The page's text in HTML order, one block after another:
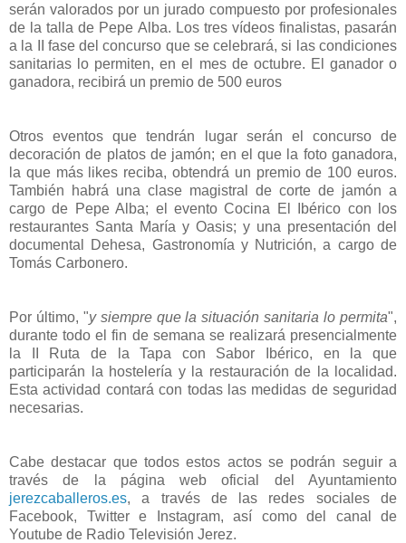
serán valorados por un jurado compuesto por profesionales
de la talla de Pepe Alba. Los tres vídeos finalistas, pasarán
a la II fase del concurso que se celebrará, si las condiciones
sanitarias lo permiten, en el mes de octubre. El ganador o
ganadora, recibirá un premio de 500 euros
Otros eventos que tendrán lugar serán el concurso de
decoración de platos de jamón; en el que la foto ganadora,
la que más likes reciba, obtendrá un premio de 100 euros.
También habrá una clase magistral de corte de jamón a
cargo de Pepe Alba; el evento Cocina El Ibérico con los
restaurantes Santa María y Oasis; y una presentación del
documental Dehesa, Gastronomía y Nutrición, a cargo de
Tomás Carbonero.
Por último, "y siempre que la situación sanitaria lo permita",
durante todo el fin de semana se realizará presencialmente
la II Ruta de la Tapa con Sabor Ibérico, en la que
participarán la hostelería y la restauración de la localidad.
Esta actividad contará con todas las medidas de seguridad
necesarias.
Cabe destacar que todos estos actos se podrán seguir a
través de la página web oficial del Ayuntamiento
jerezcaballeros.es, a través de las redes sociales de
Facebook, Twitter e Instagram, así como del canal de
Youtube de Radio Televisión Jerez.